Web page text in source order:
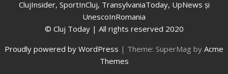
ClujInsider, SportInCluj, TransylvaniaToday, UpNews și
UnescoInRomania
© Cluj Today | All rights reserved 2020
Proudly powered by WordPress | Theme: SuperMag by Acme
Themes